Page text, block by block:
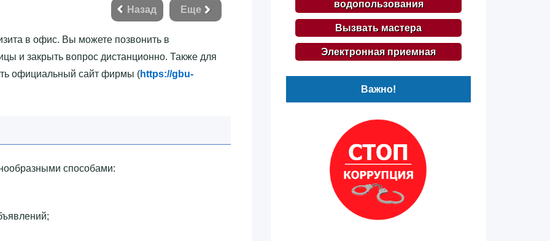
Назад Еще
в офис. Вы можете позвонить в
и закрыть вопрос дистанционно. Также для
официальный сайт фирмы (https://gbu-
способами:
водопользования
Вызвать мастера
Электронная приемная
Важно!